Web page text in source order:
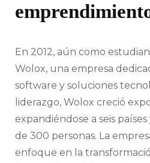
En 2012, aún como
Wolox, una empresa
software y soluciones
liderazgo, Wolox creció
expandiéndose a seis
de 300 personas. La
enfoque en la